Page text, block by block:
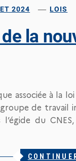
2024 LOIS
la
associée à la
de
du